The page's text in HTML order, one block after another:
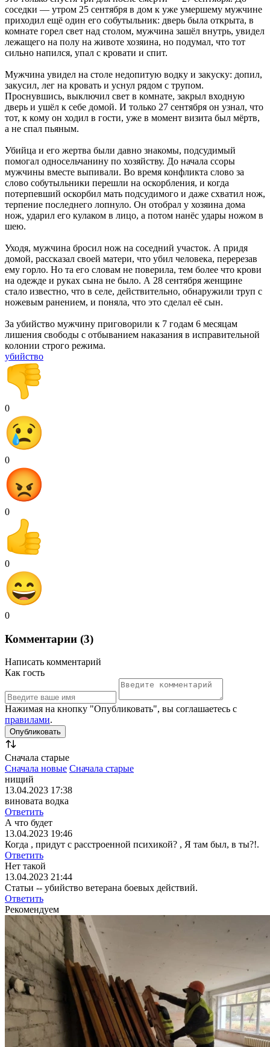
соседки — утром 25 сентября в дом к уже умершему мужчине
приходил ещё один его собутыльник: дверь была открыта, в
комнате горел свет над столом, мужчина зашёл внутрь, увидел
лежащего на полу на животе хозяина, но подумал, что тот
сильно напился, упал с кровати и спит.
Мужчина увидел на столе недопитую водку и закуску: допил,
закусил, лег на кровать и уснул рядом с трупом.
Проснувшись, выключил свет в комнате, закрыл входную
дверь и ушёл к себе домой. И только 27 сентября он узнал, что
тот, к кому он ходил в гости, уже в момент визита был мёртв,
а не спал пьяным.
Убийца и его жертва были давно знакомы, подсудимый
помогал односельчанину по хозяйству. До начала ссоры
мужчины вместе выпивали. Во время конфликта слово за
слово собутыльники перешли на оскорбления, и когда
потерпевший оскорбил мать подсудимого и даже схватил нож,
терпение последнего лопнуло. Он отобрал у хозяина дома
нож, ударил его кулаком в лицо, а потом нанёс удары ножом в
шею.
Уходя, мужчина бросил нож на соседний участок. А придя
домой, рассказал своей матери, что убил человека, перерезав
ему горло. Но та его словам не поверила, тем более что крови
на одежде и руках сына не было. А 28 сентября женщине
стало известно, что в селе, действительно, обнаружили труп с
ножевым ранением, и поняла, что это сделал её сын.
За убийство мужчину приговорили к 7 годам 6 месяцам
лишения свободы с отбыванием наказания в исправительной
колонии строго режима.
убийство
0
0
0
0
0
Комментарии (3)
Написать комментарий
Как гость
Нажимая на кнопку "Опубликовать", вы соглашаетесь с
правилами.
Сначала старые
Сначала новые Сначала старые
нищий
13.04.2023 17:38
виновата водка
Ответить
А что будет
13.04.2023 19:46
Когда , придут с расстроенной психикой? , Я там был, в ты?!.
Ответить
Нет такой
13.04.2023 21:44
Статьи -- убийство ветерана боевых действий.
Ответить
Рекомендуем